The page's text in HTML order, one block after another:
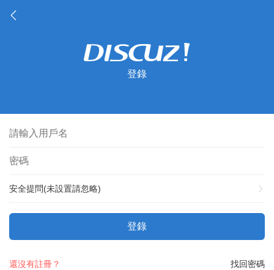
登錄
安全提問(未設置請忽略)
登錄
找回密碼
還沒有註冊？